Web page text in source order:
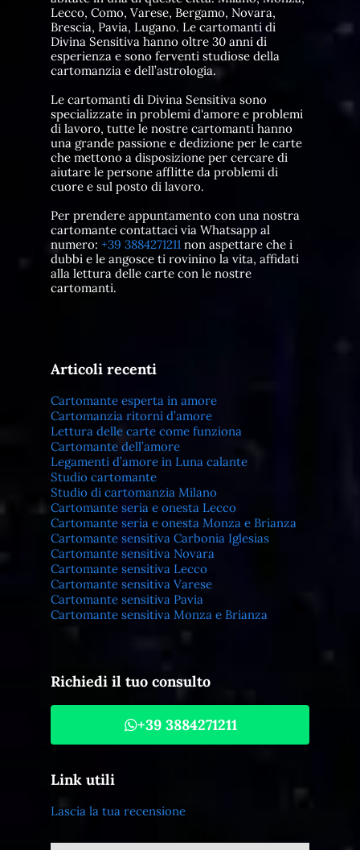
Lecco, Como, Varese, Bergamo, Novara,
Brescia, Pavia, Lugano. Le cartomanti di
Divina Sensitiva hanno oltre 30 anni di
esperienza e sono ferventi studiose della
cartomanzia e dell’astrologia.
Le cartomanti di Divina Sensitiva sono
specializzate in problemi d'amore e problemi
di lavoro, tutte le nostre cartomanti hanno
una grande passione e dedizione per le carte
che mettono a disposizione per cercare di
aiutare le persone afflitte da problemi di
cuore e sul posto di lavoro.
Per prendere appuntamento con una nostra
cartomante contattaci via Whatsapp al
numero: +39 3884271211non aspettare che i
dubbi e le angosce ti rovinino la vita, affidati
alla lettura delle carte con le nostre
cartomanti.
Articoli recenti
Cartomante esperta in amore
Cartomanzia ritorni d’amore
Lettura delle carte come funziona
Cartomante dell’amore
Legamenti d’amore in Luna calante
Studio cartomante
Studio di cartomanzia Milano
Cartomante seria e onesta Lecco
Cartomante seria e onesta Monza e Brianza
Cartomante sensitiva Carbonia Iglesias
Cartomante sensitiva Novara
Cartomante sensitiva Lecco
Cartomante sensitiva Varese
Cartomante sensitiva Pavia
Cartomante sensitiva Monza e Brianza
Richiedi il tuo consulto
+39 3884271211
Link utili
Lascia la tua recensione